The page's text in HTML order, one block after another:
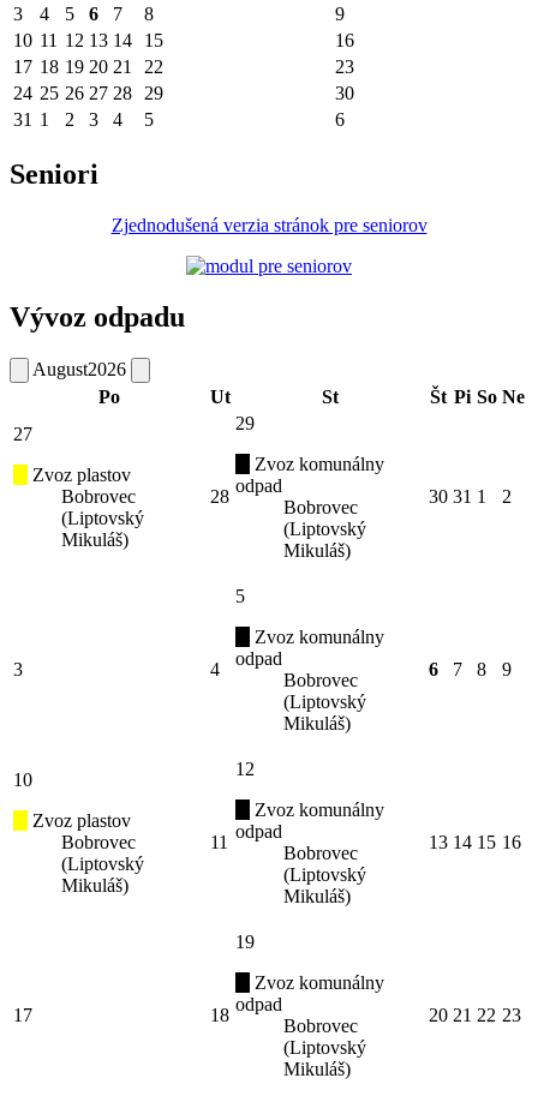
3
4 5 6 7 8
9
10 11 12 13 14 15
16
17 18 19 20 21 22
23
24 25 26 27 28 29
30
31 1 2 3 4 5 6
Seniori
Zjednodušená verzia stránok pre seniorov
Vývoz odpadu
August2026
Po
Ut St Št Pi So Ne
27
Zvoz plastov
Bobrovec
(Liptovský
Mikuláš)
28
29
Zvoz komunálny
odpad
Bobrovec
(Liptovský
Mikuláš)
30 31 1 2
3 4
5
Zvoz komunálny
odpad
Bobrovec
(Liptovský
Mikuláš)
6 7 8 9
10
Zvoz plastov
Bobrovec
(Liptovský
Mikuláš)
11
12
Zvoz komunálny
odpad
Bobrovec
(Liptovský
Mikuláš)
13 14 15 16
17 18
19
Zvoz komunálny
odpad
Bobrovec
(Liptovský
Mikuláš)
20 21 22 23